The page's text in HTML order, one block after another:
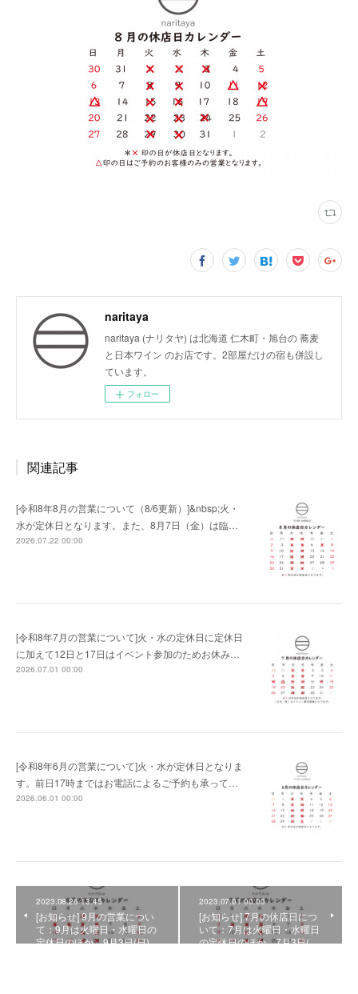
naritaya
naritaya (ナリタヤ) は北海道 仁木町・旭台の 蕎麦
と日本ワイン のお店です。2部屋だけの宿も併設し
ています。
フォロー
関連記事
[令和8年8月の営業について（8/6更新）]&nbsp;火・
水が定休日となります。また、8月7日（金）は臨…
2026.07.22 00:00
[令和8年7月の営業について]火・水の定休日に定休日
に加えて12日と17日はイベント参加のためお休み…
2026.07.01 00:00
[令和8年6月の営業について]火・水が定休日となりま
す。前日17時まではお電話によるご予約も承って…
2026.06.01 00:00
2023.08.26 13:45
[お知らせ] 9月の営業につい
て：9月は火曜日・水曜日の
定休日のほか、9月3日(日)…
2023.07.01 00:00
[お知らせ] 7月の休店日につ
いて：7月は火曜日・水曜日
の定休日のほか、7月3日(…